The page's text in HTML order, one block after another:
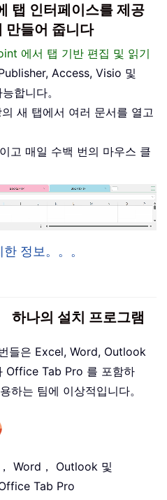
탭 인터페이스를 제공
만들어 줍니다
에서 탭 기반 편집 및 읽기
Access, Visio 및
합니다。
새 탭에서 여러 문서를 열고
고 매일 수백 번의 마우스 클
정보。。。
하나의 설치 프로그램
들은 Excel, Word, Outlook
Office Tab Pro 를 포함하
하는 팀에 이상적입니다。
Word， Outlook 및
Tab Pro